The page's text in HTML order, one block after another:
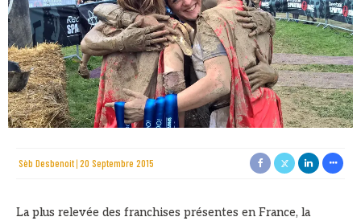
Sèb Desbenoit 20 Septembre 2015
La plus relevée des franchises présentes en France, la